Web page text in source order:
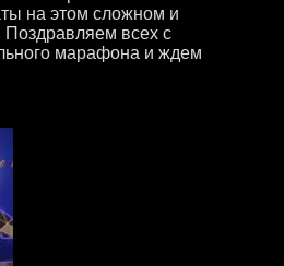
на этом сложном и
Поздравляем всех с
марафона и ждем